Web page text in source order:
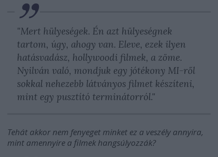
"Mert hülyeségek. Én azt hülyeségnek
tartom, úgy, ahogy van. Eleve, ezek ilyen
hatásvadász, hollywoodi filmek, a zöme.
Nyilván való, mondjuk egy jótékony MI-ről
sokkal nehezebb látványos filmet készíteni,
mint egy pusztító terminátorról."
Tehát akkor nem fenyeget minket ez a veszély annyira,
mint amennyire a filmek hangsúlyozzák?